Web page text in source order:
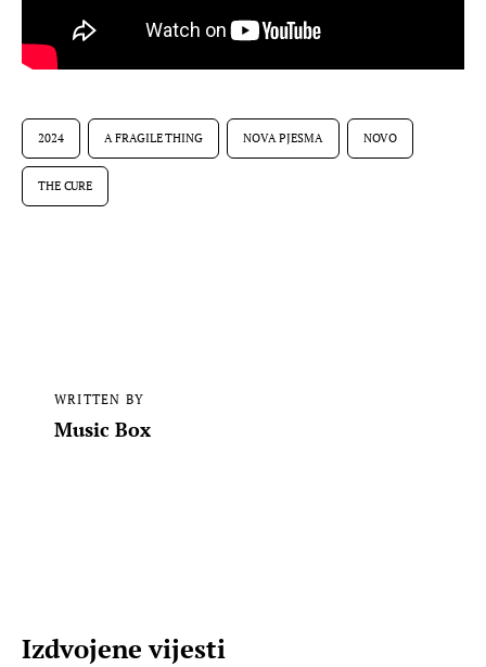
2024 A FRAGILE THING NOVA PJESMA NOVO
THE CURE
WRITTEN BY
Music Box
Izdvojene vijesti